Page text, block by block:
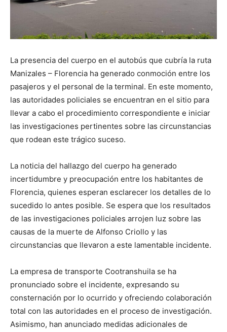
La presencia del cuerpo en el autobús que cubría la ruta
Manizales – Florencia ha generado conmoción entre los
pasajeros y el personal de la terminal. En este momento,
las autoridades policiales se encuentran en el sitio para
llevar a cabo el procedimiento correspondiente e iniciar
las investigaciones pertinentes sobre las circunstancias
que rodean este trágico suceso.
La noticia del hallazgo del cuerpo ha generado
incertidumbre y preocupación entre los habitantes de
Florencia, quienes esperan esclarecer los detalles de lo
sucedido lo antes posible. Se espera que los resultados
de las investigaciones policiales arrojen luz sobre las
causas de la muerte de Alfonso Criollo y las
circunstancias que llevaron a este lamentable incidente.
La empresa de transporte Cootranshuila se ha
pronunciado sobre el incidente, expresando su
consternación por lo ocurrido y ofreciendo colaboración
total con las autoridades en el proceso de investigación.
Asimismo, han anunciado medidas adicionales de